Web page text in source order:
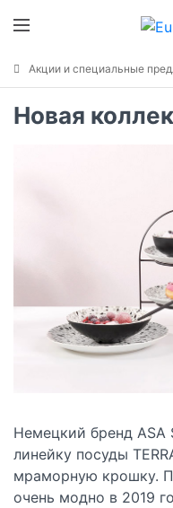
Акции и специальные
Новая
Немецкий бренд ASA
линейку посуды
мраморную крошку.
очень модно в 2019